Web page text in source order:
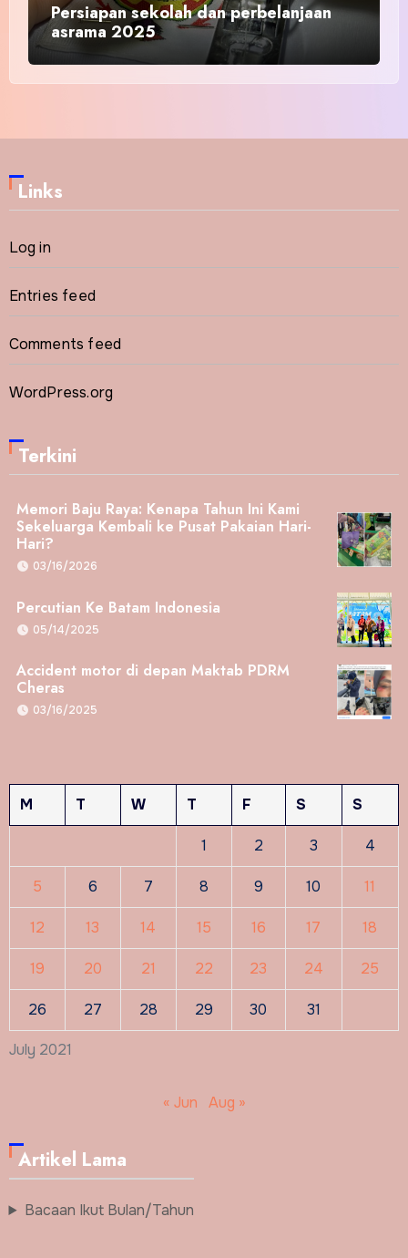
Persiapan sekolah dan perbelanjaan
asrama 2025
Links
Log in
Entries feed
Comments feed
WordPress.org
Terkini
Memori Baju Raya: Kenapa Tahun Ini Kami
Sekeluarga Kembali ke Pusat Pakaian Hari-
Hari?
03/16/2026
Percutian Ke Batam Indonesia
05/14/2025
Accident motor di depan Maktab PDRM
Cheras
03/16/2025
July 2021
M T W T F S S
1 2 3 4
5 6 7 8 9 10 11
12 13 14 15 16 17 18
19 20 21 22 23 24 25
26 27 28 29 30 31
« Jun Aug »
Artikel Lama
Bacaan Ikut Bulan/Tahun